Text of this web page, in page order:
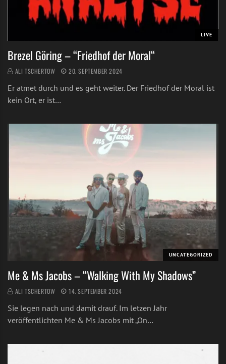
LIVE
Brezel Göring – “Friedhof der Moral“
ALI TSCHERTOW 20. SEPTEMBER 2024
Er atmet durch und es geht weiter. Der Friedhof der Moral ist
kein Ort, er ist…
UNCATEGORIZED
Me & Ms Jacobs – “Walking With My Shadows”
ALI TSCHERTOW 14. SEPTEMBER 2024
Sie legen nach und damit drauf. Im letzen Jahr
veröffentlichten Me & Ms Jacobs mit „On…